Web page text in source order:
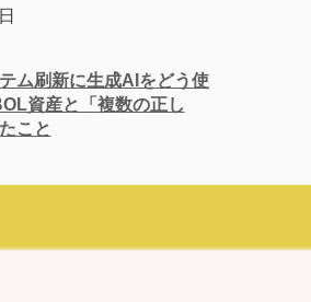
ム刷新に生成AIをどう使
資産と「複数の正し
こと